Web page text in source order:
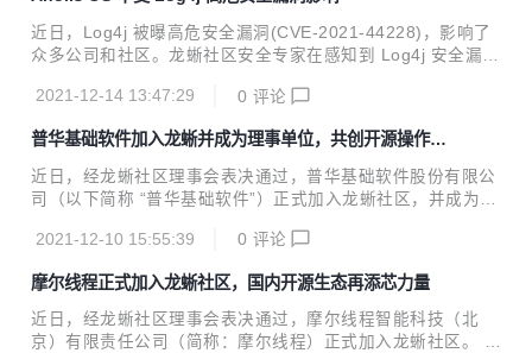
工程实施和系统运维等相关服务。 龙蜥（OpenAnolis）是国
内领先的操作系统开源社区，由国内外主流操作系统、芯片、
云计算公司共同发起，旨在构建一个开源、中立、开放的 Linu
x 上游发行版社区及创新平台。 凝思软件副总经理...
近日，Log4j 被曝高危安全漏洞(CVE-2021-44228)，影响了
众多公司和社区。龙蜥社区安全专家在感知到 Log4j 安全漏洞
载的log4j 版本不受 CVE-2021-44228 的影响，并已在龙蜥社
2021-12-14 13:47:29 0 评论
普华基础软件加入龙蜥并成为理事单位，共创开源操作系
统新生态
近日，经龙蜥社区理事会表决通过，普华基础软件股份有限公
司（以下简称 “普华基础软件”）正式加入龙蜥社区，并成为社
发展基础软件的重要平台，是国内率先可提供从实时嵌入式操
线产品、服务与解决方案的基础软件企业。普华通用操作系统
产品以开源 Linux 为基础，支持 X86、ARM、SW64、Loong
Arch 等架构，包含鲲鹏、申威、海光、龙芯、飞腾、兆芯等
2021-12-10 15:55:39 0 评论
摩尔线程正式加入龙蜥社区，国内开源生态再添芯力量
近日，经龙蜥社区理事会表决通过，摩尔线程智能科技（北
京）有限责任公司（简称：摩尔线程）正式加入龙蜥社区。 作